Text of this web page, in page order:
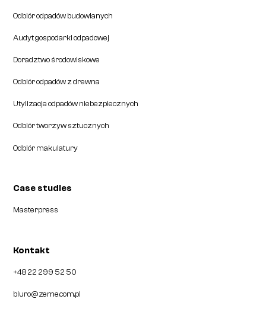
Odbiór odpadów budowlanych
Audyt gospodarki odpadowej
Doradztwo środowiskowe
Odbiór odpadów z drewna
Utylizacja odpadów niebezpiecznych
Odbiór tworzyw sztucznych
Odbiór makulatury
Case studies
Masterpress
Kontakt
+48 22 299 52 50
biuro@zeme.com.pl